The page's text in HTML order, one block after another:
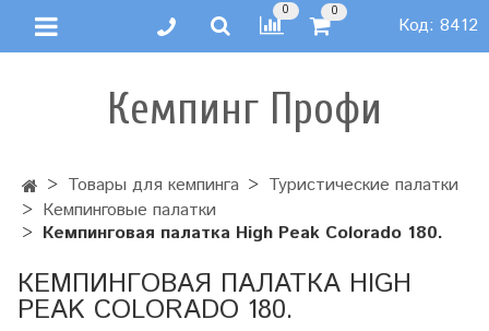
0 0
Код: 8412
Кемпинг Профи
Товары для кемпинга
Туристические палатки
Кемпинговые палатки
Кемпинговая палатка High Peak Colorado 180.
КЕМПИНГОВАЯ ПАЛАТКА HIGH
PEAK COLORADO 180.